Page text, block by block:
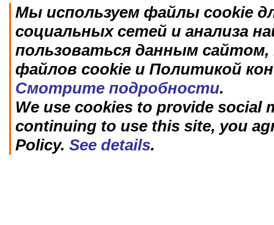
Мы используем файлы cookie
социальных сетей и анализа
пользоваться данным
файлов cookie и Политикой
Смотрите подробности.
We use cookies to provide social
continuing to use this site, you
Policy. See details.